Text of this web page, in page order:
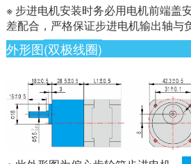
※ 步进电机安装时务必用电机前端盖
差配合，严格保证步进电机输出轴与
外形图(双极线圈)